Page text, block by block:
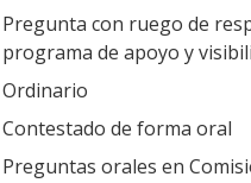
Pregunta con ruego de
programa de apoyo y
Ordinario
Contestado de forma oral
Preguntas orales en